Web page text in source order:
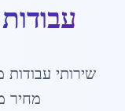
שירותי
מחיר